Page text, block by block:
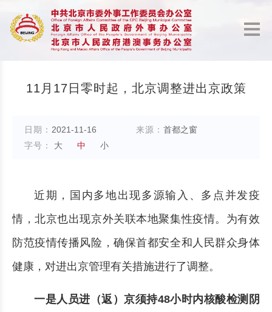
11月17日零时起，北京调整进出京政策
日期： 2021-11-16 来源： 首都之窗
字号：
大 中 小
近期，国内多地出现多源输入、多点并发疫
情，北京也出现京外关联本地聚集性疫情。为有效
防范疫情传播风险，确保首都安全和人民群众身体
健康，对进出京管理有关措施进行了调整。
一是人员进（返）京须持48小时内核酸检测阴